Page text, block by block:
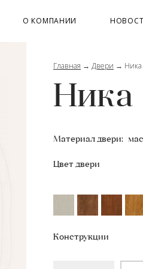
О КОМПАНИИ
Главная → Двери → Ника
Ника
Материал двери:
Конструкции
Цвет двери